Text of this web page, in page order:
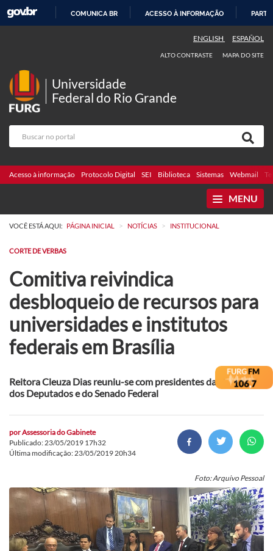
COMUNICA BR ACESSO À INFORMAÇÃO
ENGLISH ESPAÑOL
ALTO CONTRASTE MAPA DO SITE
Universidade
Federal do Rio Grande
Acesso à informação Protocolo Digital SEI Biblioteca Sistemas Webmail
MENU
VOCÊ ESTÁ AQUI: PÁGINA INICIAL > NOTÍCIAS > INSTITUCIONAL
CORTE DE VERBAS
Comitiva reivindica
desbloqueio de recursos para
universidades e institutos
federais em Brasília
Reitora Cleuza Dias reuniu-se com presidentes da Câmara
dos Deputados e do Senado Federal
porAssessoria do Gabinete
Publicado: 23/05/2019 17h32
Última modificação: 23/05/2019 20h34
Foto: Arquivo Pessoal